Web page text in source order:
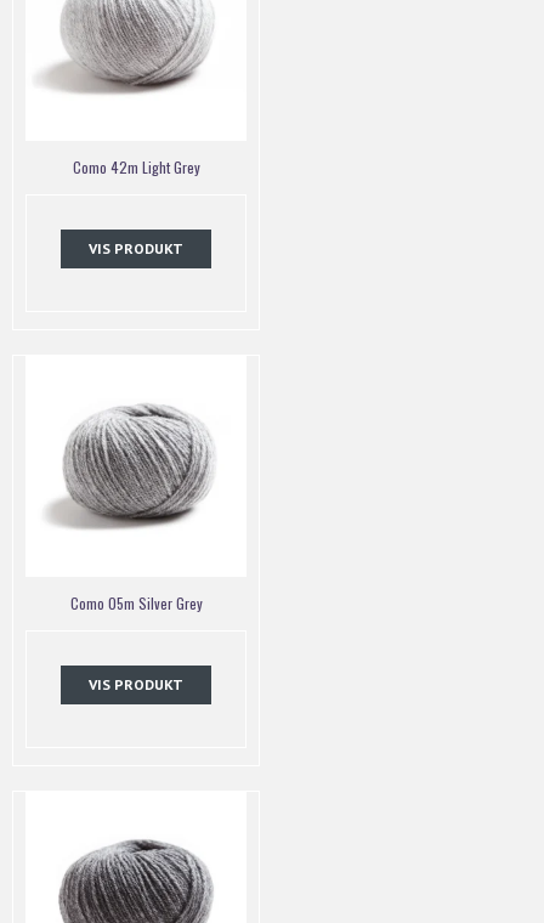
Como 42m Light Grey
VIS PRODUKT
Como 05m Silver Grey
VIS PRODUKT